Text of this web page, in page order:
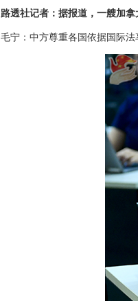
路透社记者：据报道，一艘加
毛宁：中方尊重各国依据国际